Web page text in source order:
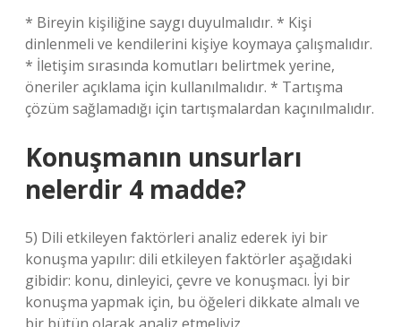
* Bireyin kişiliğine saygı duyulmalıdır. * Kişi
dinlenmeli ve kendilerini kişiye koymaya çalışmalıdır.
* İletişim sırasında komutları belirtmek yerine,
öneriler açıklama için kullanılmalıdır. * Tartışma
çözüm sağlamadığı için tartışmalardan kaçınılmalıdır.
Konuşmanın unsurları
nelerdir 4 madde?
5) Dili etkileyen faktörleri analiz ederek iyi bir
konuşma yapılır: dili etkileyen faktörler aşağıdaki
gibidir: konu, dinleyici, çevre ve konuşmacı. İyi bir
konuşma yapmak için, bu öğeleri dikkate almalı ve